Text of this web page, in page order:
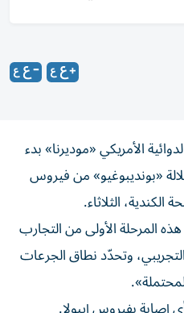
الأمريكي «موديرنا» بدء
«بونديبوغيو» من فيروس
الثلاثاء.
المرحلة الأولى من التجارب
وتحدّد نطاق الجرعات